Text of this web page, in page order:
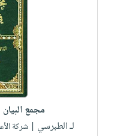
مجمع
لـ الطبرسي | شركة